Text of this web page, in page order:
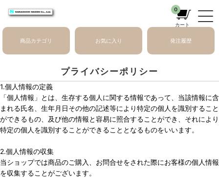
0
カート
商品カテゴリ お気に入り 発注履歴
プライバシーポリシー
1.個人情報の定義
「個人情報」とは、生存する個人に関する情報であって、当該情報に含
まれる氏名、生年月日その他の記述等により特定の個人を識別すること
ができるもの、及び他の情報と容易に照合することができ、それにより
特定の個人を識別することができることとなるものをいいます。
2.個人情報の収集
当ショップでは商品のご購入、お問合せをされた際にお客様の個人情報
を収集することがございます。